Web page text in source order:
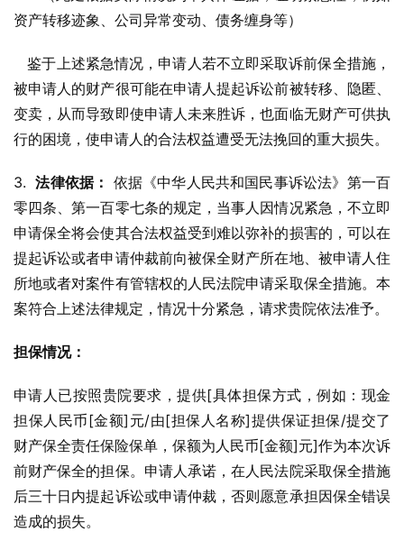
资产转移迹象、公司异常变动、债务缠身等）
   鉴于上述紧急情况，申请人若不立即采取诉前保全措施，
被申请人的财产很可能在申请人提起诉讼前被转移、隐匿、
变卖，从而导致即使申请人未来胜诉，也面临无财产可供执
行的困境，使申请人的合法权益遭受无法挽回的重大损失。
3. 法律依据： 依据《中华人民共和国民事诉讼法》第一百
零四条、第一百零七条的规定，当事人因情况紧急，不立即
申请保全将会使其合法权益受到难以弥补的损害的，可以在
提起诉讼或者申请仲裁前向被保全财产所在地、被申请人住
所地或者对案件有管辖权的人民法院申请采取保全措施。本
案符合上述法律规定，情况十分紧急，请求贵院依法准予。
担保情况：
申请人已按照贵院要求，提供[具体担保方式，例如：现金
担保人民币[金额]元/由[担保人名称]提供保证担保/提交了
财产保全责任保险保单，保额为人民币[金额]元]作为本次诉
前财产保全的担保。申请人承诺，在人民法院采取保全措施
后三十日内提起诉讼或申请仲裁，否则愿意承担因保全错误
造成的损失。